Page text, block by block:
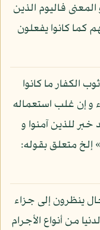
فاليوم الذين
كما كانوا يفعلون
الكفار ما كانوا
و إن غلب استعماله
خبر للذين آمنوا و
متعلق بقوله:
ينظرون إلى جزاء
من أنواع الأجرام